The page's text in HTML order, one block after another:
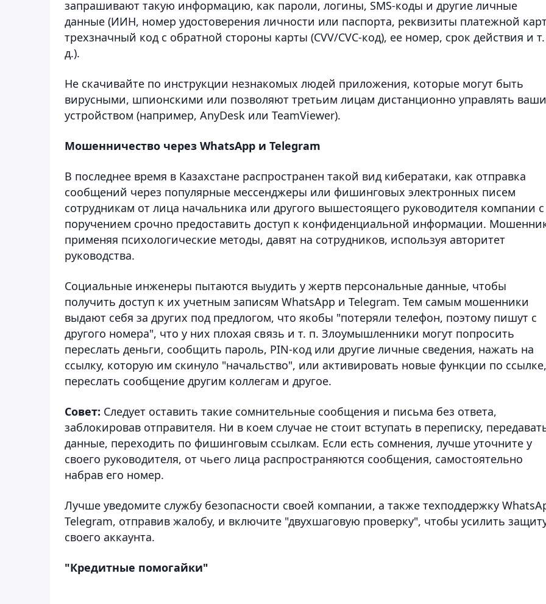
запрашивают такую информацию, как пароли, логины, SMS-коды и другие личные
данные (ИИН, номер удостоверения личности или паспорта, реквизиты платежной
трехзначный код с обратной стороны карты (CVV/CVC-код), ее номер, срок действия и т.
д.).
Не скачивайте по инструкции незнакомых людей приложения, которые могут быть
вирусными, шпионскими или позволяют третьим лицам дистанционно управлять
устройством (например, AnyDesk или TeamViewer).
Мошенничество через WhatsApp и Telegram
В последнее время в Казахстане распространен такой вид кибератаки, как отправка
сообщений через популярные мессенджеры или фишинговых электронных писем
сотрудникам от лица начальника или другого вышестоящего руководителя компании с
поручением срочно предоставить доступ к конфиденциальной информации.
применяя психологические методы, давят на сотрудников, используя авторитет
руководства.
Социальные инженеры пытаются выудить у жертв персональные данные, чтобы
получить доступ к их учетным записям WhatsApp и Telegram. Тем самым мошенники
выдают себя за других под предлогом, что якобы "потеряли телефон, поэтому пишут с
другого номера", что у них плохая связь и т. п. Злоумышленники могут попросить
переслать деньги, сообщить пароль, PIN-код или другие личные сведения, нажать на
ссылку, которую им скинуло "начальство", или активировать новые функции по ссылке,
переслать сообщение другим коллегам и другое.
Совет: Следует оставить такие сомнительные сообщения и письма без ответа,
заблокировав отправителя. Ни в коем случае не стоит вступать в переписку,
данные, переходить по фишинговым ссылкам. Если есть сомнения, лучше уточните у
своего руководителя, от чьего лица распространяются сообщения, самостоятельно
набрав его номер.
Лучше уведомите службу безопасности своей компании, а также техподдержку
Telegram, отправив жалобу, и включите "двухшаговую проверку", чтобы усилить
своего аккаунта.
"Кредитные помогайки"